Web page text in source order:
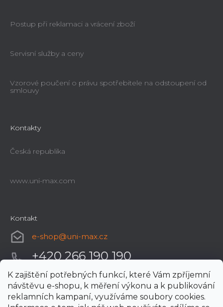
K zajištění potřebných funkcí, které Vám zpříjemní
návštěvu e-shopu, k měření výkonu a k publikování
reklamních kampaní, využíváme soubory cookies.
Postup při reklamaci a vrácení zboží
Servisní služby a ceny
Vzorové poučení o právu spotřebitele na odstoupení od
smlouvy
Kontakty
Česká republika
www.uni-max.com
Kontakt
e-shop@uni-max.cz
+420 266 190 190